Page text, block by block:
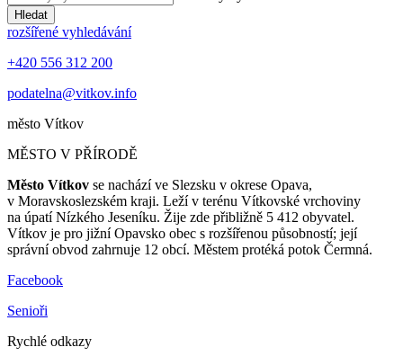
Hledat
rozšířené vyhledávání
+420 556 312 200
podatelna@vitkov.info
město Vítkov
MĚSTO V PŘÍRODĚ
Město Vítkov se nachází ve Slezsku v okrese Opava,
v Moravskoslezském kraji. Leží v terénu Vítkovské vrchoviny
na úpatí Nízkého Jeseníku. Žije zde přibližně 5 412 obyvatel.
Vítkov je pro jižní Opavsko obec s rozšířenou působností; její
správní obvod zahrnuje 12 obcí. Městem protéká potok Čermná.
Facebook
Senioři
Rychlé odkazy